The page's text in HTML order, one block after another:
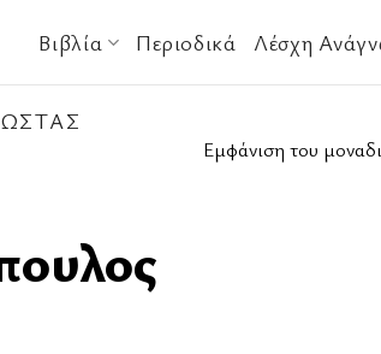
Βιβλία Περιοδικά Λέσχη
Εμφάνιση του